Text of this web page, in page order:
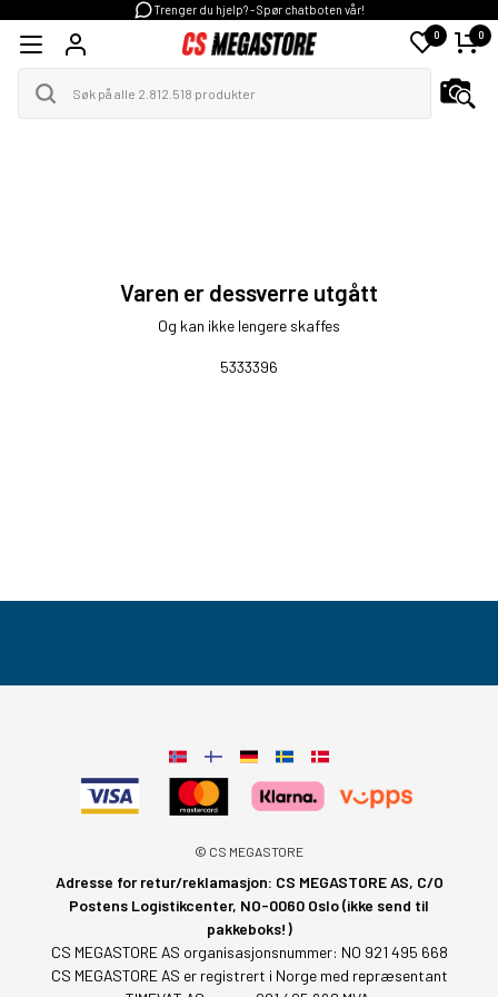
Trenger du hjelp? - Spør chatboten vår!
0 0
Varen er dessverre utgått
Og kan ikke lengere skaffes
5333396
© CS MEGASTORE
Adresse for retur/reklamasjon: CS MEGASTORE AS, C/O
Postens Logistikcenter, NO-0060 Oslo (ikke send til
pakkeboks!)
CS MEGASTORE AS organisasjonsnummer: NO 921 495 668
CS MEGASTORE AS er registrert i Norge med repræsentant